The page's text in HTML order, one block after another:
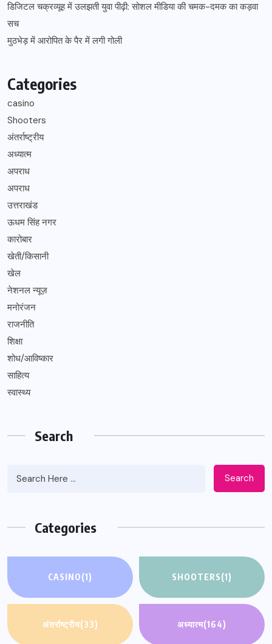
डिजिटल चक्रव्यूह में उलझती युवा पीढ़ी: सोशल मीडिया की चमक-दमक का कड़वा
सच
मुठभेड़ में आरोपित के पैर में लगी गोली
Categories
casino
Shooters
अंतर्राष्ट्रीय
अध्यात्म
अपराध
अपराध
उत्तराखंड
ऊधम सिंह नगर
कारोबार
खेती/किसानी
खेल
नेशनल न्यूज़
मनोरंजन
राजनीति
शिक्षा
शोध/आविष्कार
साहित्य
स्वास्थ्य
Search
Search
Categories
CASINO(1) SHOOTERS(1)
अंतर्राष्ट्रीय(33) अध्यात्म(164)